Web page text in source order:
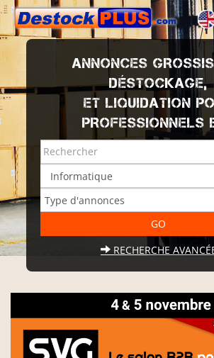
ANNONCES
DÉSTOCKAGE,
ET LIQUIDATION
PROFESSIONNELS
RECHERCHE